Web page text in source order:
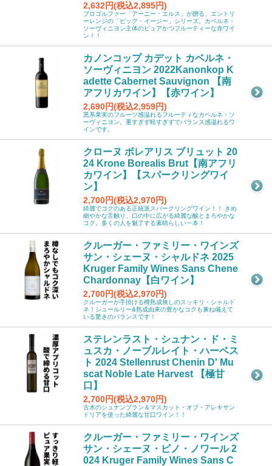
2,632円(税込2,895円)
プロゴルファー「アーニー・エルス」が贈る、エントリ
ーレンジの「ビッグ・イージー」シリーズ。カベルネ・
ソーヴィニヨン主体のピュアかつフルーティーな赤ワイ
ン！！
カノンコップ カデット カベルネ・
ソーヴィニヨン 2022Kanonkop K
adette Cabernet Sauvignon 【南
アフリカワイン】【赤ワイン】
2,690円(税込2,959円)
黒系果実のフルーツ感溢れるフルーティなカベルネ・ソ
ーヴィニヨン。重すぎず軽すぎずでバランス感溢れるワ
インです。
クローヌ ボレアリス ブリュット 20
24 Krone Borealis Brut【南アフリ
カワイン】【スパークリングワイ
ン】
2,700円(税込2,970円)
綺麗でコクのある正統派スパークリングワイン！！ きめ
細やかな舌触り、口の中に広がる綺麗な酸とまろやかな
コク。多くの人を魅了する素晴らしい一本！
クルーガー・ファミリー・ワインズ
サン・シェーヌ・シャルドネ 2025
Kruger Family Wines Sans Chene
Chardonnay【白ワイン】
2,700円(税込2,970円)
クルーガーが手掛ける樽熟成無しのスッキリ・シャルド
ネ！シュールリー&熟成由来の豊かなコクも兼ね備えて
いる驚きのバランスです！
ステレンラスト・シュナン・ド・ミ
ュスカ・ノーブルレイト・ハーベス
ト 2024 Stellenrust Chenin D' Mu
scat Noble Late Harvest 【極甘
口】
2,700円(税込2,970円)
古木のシュナンブラン＆マスカット・オブ・アレキサン
ドリアを使った綺麗な甘口ワイン！！
クルーガー・ファミリー・ワインズ
サン・シェーヌ・ピノ・ノワール 2
024 Kruger Family Wines Sans C